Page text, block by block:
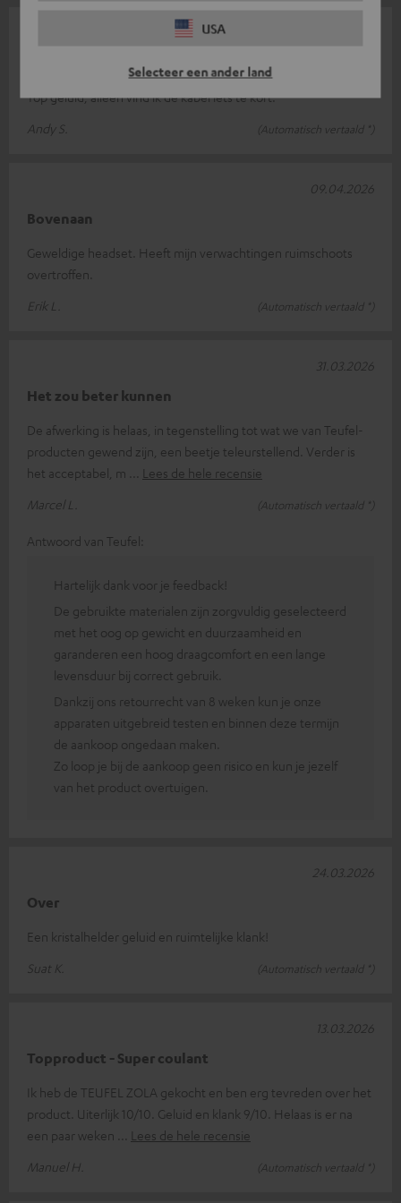
USA
Selecteer een ander land
Geweldig om te gamen
Top geluid, alleen vind ik de kabel iets te kort.
Andy S.
(Automatisch vertaald *)
Bovenaan
Geweldige headset. Heeft mijn verwachtingen ruimschoots
overtroffen.
Erik L.
(Automatisch vertaald *)
09.04.2026
Het zou beter kunnen
De afwerking is helaas, in tegenstelling tot wat we van Teufel-
producten gewend zijn, een beetje teleurstellend. Verder is
het acceptabel, m
Lees de hele recensie
Marcel L.
(Automatisch vertaald *)
31.03.2026
Antwoord van Teufel:
Hartelijk dank voor je feedback!
De gebruikte materialen zijn zorgvuldig geselecteerd
met het oog op gewicht en duurzaamheid en
garanderen een hoog draagcomfort en een lange
levensduur bij correct gebruik.
Dankzij ons retourrecht van 8 weken kun je onze
apparaten uitgebreid testen en binnen deze termijn
de aankoop ongedaan maken.
Zo loop je bij de aankoop geen risico en kun je jezelf
van het product overtuigen.
Over
Een kristalhelder geluid en ruimtelijke klank!
Suat K.
(Automatisch vertaald *)
24.03.2026
Topproduct - Super coulant
Ik heb de TEUFEL ZOLA gekocht en ben erg tevreden over het
product. Uiterlijk 10/10. Geluid en klank 9/10. Helaas is er na
een paar weken
Lees de hele recensie
Manuel H.
(Automatisch vertaald *)
13.03.2026